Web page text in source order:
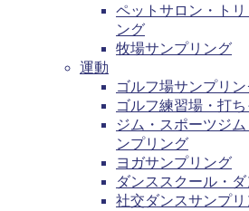
ペットサロン・ト
ング
牧場サンプリング
運動
ゴルフ場サンプリン
ゴルフ練習場・打
ジム・スポーツジ
ンプリング
ヨガサンプリング
ダンススクール・
社交ダンスサンプ